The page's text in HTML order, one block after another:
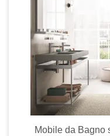
Mobile da Bagno